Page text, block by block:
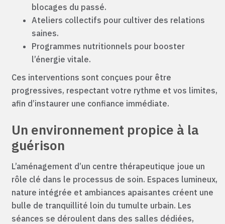
blocages du passé.
Ateliers collectifs pour cultiver des relations
saines.
Programmes nutritionnels pour booster
l’énergie vitale.
Ces interventions sont conçues pour être
progressives, respectant votre rythme et vos limites,
afin d’instaurer une confiance immédiate.
Un environnement propice à la
guérison
L’aménagement d’un centre thérapeutique joue un
rôle clé dans le processus de soin. Espaces lumineux,
nature intégrée et ambiances apaisantes créent une
bulle de tranquillité loin du tumulte urbain. Les
séances se déroulent dans des salles dédiées,